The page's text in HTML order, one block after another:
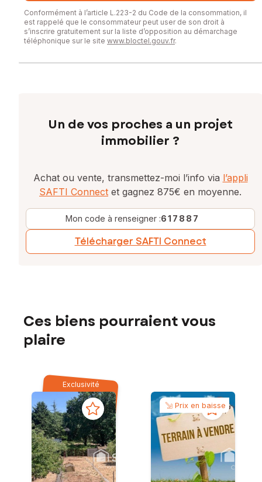
Conformément à l’article L.223-2 du Code de la consommation, il
est rappelé que le consommateur peut user de son droit à
s’inscrire gratuitement sur la liste d’opposition au démarchage
téléphonique sur le site www.bloctel.gouv.fr.
Un de vos proches a un projet
immobilier ?
Achat ou vente, transmettez-moi l’info via l’appli
SAFTI Connect et gagnez 875€ en moyenne.
Mon code à renseigner :617887
Télécharger SAFTI Connect
Ces biens pourraient vous
plaire
Exclusivité
Prix en baisse